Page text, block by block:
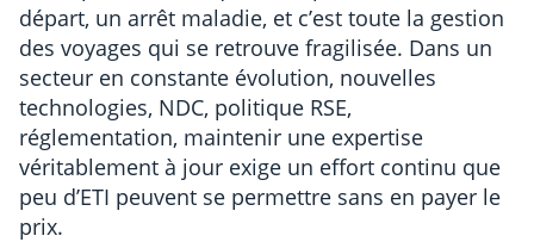
départ, un arrêt maladie, et c’est toute la gestion
des voyages qui se retrouve fragilisée. Dans un
secteur en constante évolution, nouvelles
technologies, NDC, politique RSE,
réglementation, maintenir une expertise
véritablement à jour exige un effort continu que
peu d’ETI peuvent se permettre sans en payer le
prix.